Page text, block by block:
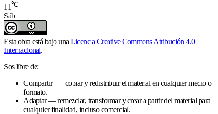
11℃
Sáb
Esta obra está bajo una Licencia Creative Commons Atribución 4.0
Internacional.
Sos libre de:
Compartir — copiar y redistribuir el material en cualquier medio o
formato.
Adaptar — remezclar, transformar y crear a partir del material para
cualquier finalidad, incluso comercial.